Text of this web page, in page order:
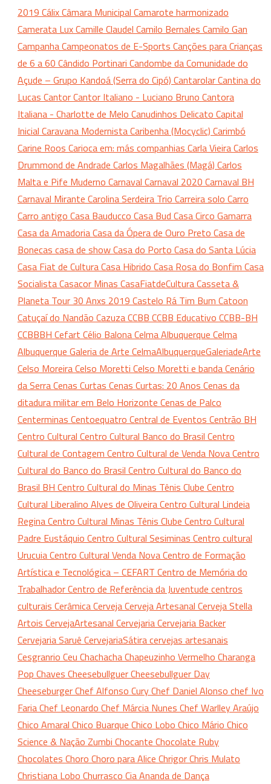
2019 CálixCâmara Municipal Camarote harmonizado
Camerata LuxCamille Claudel Camilo Bernales Camilo Gan
CampanhaCampeonatos de E-Sports Canções para Crianças
de 6 a 60 Cândido Portinari Candombe da Comunidade do
Açude – Grupo Kandoá (Serra do Cipó) CantarolarCantina do
Lucas CantorCantor Italiano - Luciano Bruno Cantora
Italiana - Charlotte de Melo Canudinhos Delicato Capital
Inicial Caravana ModernistaCaribenha (Mocyclic) Carimbó
Carine Roos Carioca em: más companhias Carla VieiraCarlos
Drummond de Andrade Carlos Magalhães (Magá) Carlos
Malta e Pife Muderno Carnaval Carnaval 2020 Carnaval BH
Carnaval Mirante Carolina Serdeira Trio Carreira solo Carro
Carro antigo Casa Bauducco Casa Bud Casa Circo Gamarra
Casa da AmadoriaCasa da Ópera de Ouro Preto Casa de
Bonecas casa de showCasa do Porto Casa do Santa Lúcia
Casa Fiat de CulturaCasa Hibrido Casa Rosa do Bonfim Casa
SocialistaCasacor Minas CasaFiatdeCulturaCasseta &
Planeta Tour 30 Anxs 2019 Castelo Rá Tim Bum Catoon
Catuçaí do Nandão CazuzaCCBB CCBB Educativo CCBB-BH
CCBBBH Cefart Célio BalonaCelma Albuquerque Celma
Albuquerque Galeria de Arte CelmaAlbuquerqueGaleriadeArte
Celso MoreiraCelso Moretti Celso Moretti e bandaCenário
da SerraCenas Curtas Cenas Curtas: 20 Anos Cenas da
ditadura militar em Belo Horizonte Cenas de Palco
Centerminas Centoequatro Central de Eventos Centrão BH
Centro Cultural Centro Cultural Banco do Brasil Centro
Cultural de Contagem Centro Cultural de Venda NovaCentro
Cultural do Banco do Brasil Centro Cultural do Banco do
Brasil BH Centro Cultural do Minas Tênis Clube Centro
Cultural Liberalino Alves de OliveiraCentro Cultural Lindeia
ReginaCentro Cultural Minas Tênis Clube Centro Cultural
Padre Eustáquio Centro Cultural Sesiminas Centro cultural
UrucuiaCentro Cultural Venda NovaCentro de Formação
Artística e Tecnológica – CEFART Centro de Memória do
TrabalhadorCentro de Referência da Juventude centros
culturais CerâmicaCervejaCerveja Artesanal Cerveja Stella
Artois CervejaArtesanal CervejariaCervejaria Backer
Cervejaria Saruê CervejariaSátiracervejas artesanais
Cesgranrio Ceu ChachachaChapeuzinho Vermelho Charanga
Pop Chaves CheesebullguerCheesebullguer Day
CheeseburgerChef Alfonso CuryChef Daniel Alonso chef Ivo
FariaChef Leonardo Chef Márcia Nunes Chef Warlley Araújo
Chico Amaral Chico Buarque Chico Lobo Chico Mário Chico
Science & Nação Zumbi Chocante Chocolate Ruby
Chocolates Choro Choro para Alice ChrigorChris Mulato
Christiana Lobo Churrasco Cia Ananda de Dança